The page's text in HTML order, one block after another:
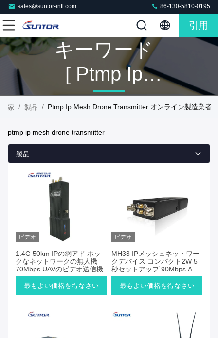
sales@suntor-intl.com 86-130-5810-0195
引用
キーワード
[ Ptmp Ip
Mesh Drone
マッチ 5 製
品
家 / 製品 / Ptmp Ip Mesh Drone Transmitter オンライン製造業者
ptmp ip mesh drone transmitter
製品
ビデオ
1.4G 50km IPの網アド ホッ
クなネットワークの無人機
70Mbps UAVのビデオ送信機
最もよい価格を得なさい
ビデオ
MH33 IPメッシュネットワー
クデバイス コンパクト2W 5
秒セットアップ 90Mbps AES
セキュア 5KM
最もよい価格を得なさい